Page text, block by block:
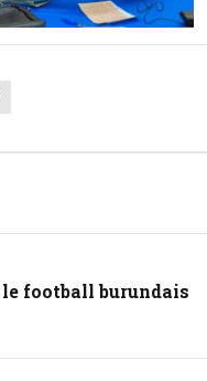
football burundais